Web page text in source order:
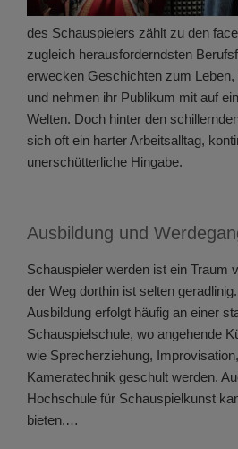
des Schauspielers zählt zu den
zugleich herausforderndsten
erwecken Geschichten zum
und nehmen ihr Publikum mit auf
Welten. Doch hinter den
sich oft ein harter Arbeitsalltag,
unerschütterliche Hingabe.
Ausbildung und
Schauspieler werden ist ein Traum
der Weg dorthin ist selten
Ausbildung erfolgt häufig an einer
Schauspielschule, wo angehende
wie Sprecherziehung,
Kameratechnik geschult werden.
Hochschule für Schauspielkunst
bieten.…